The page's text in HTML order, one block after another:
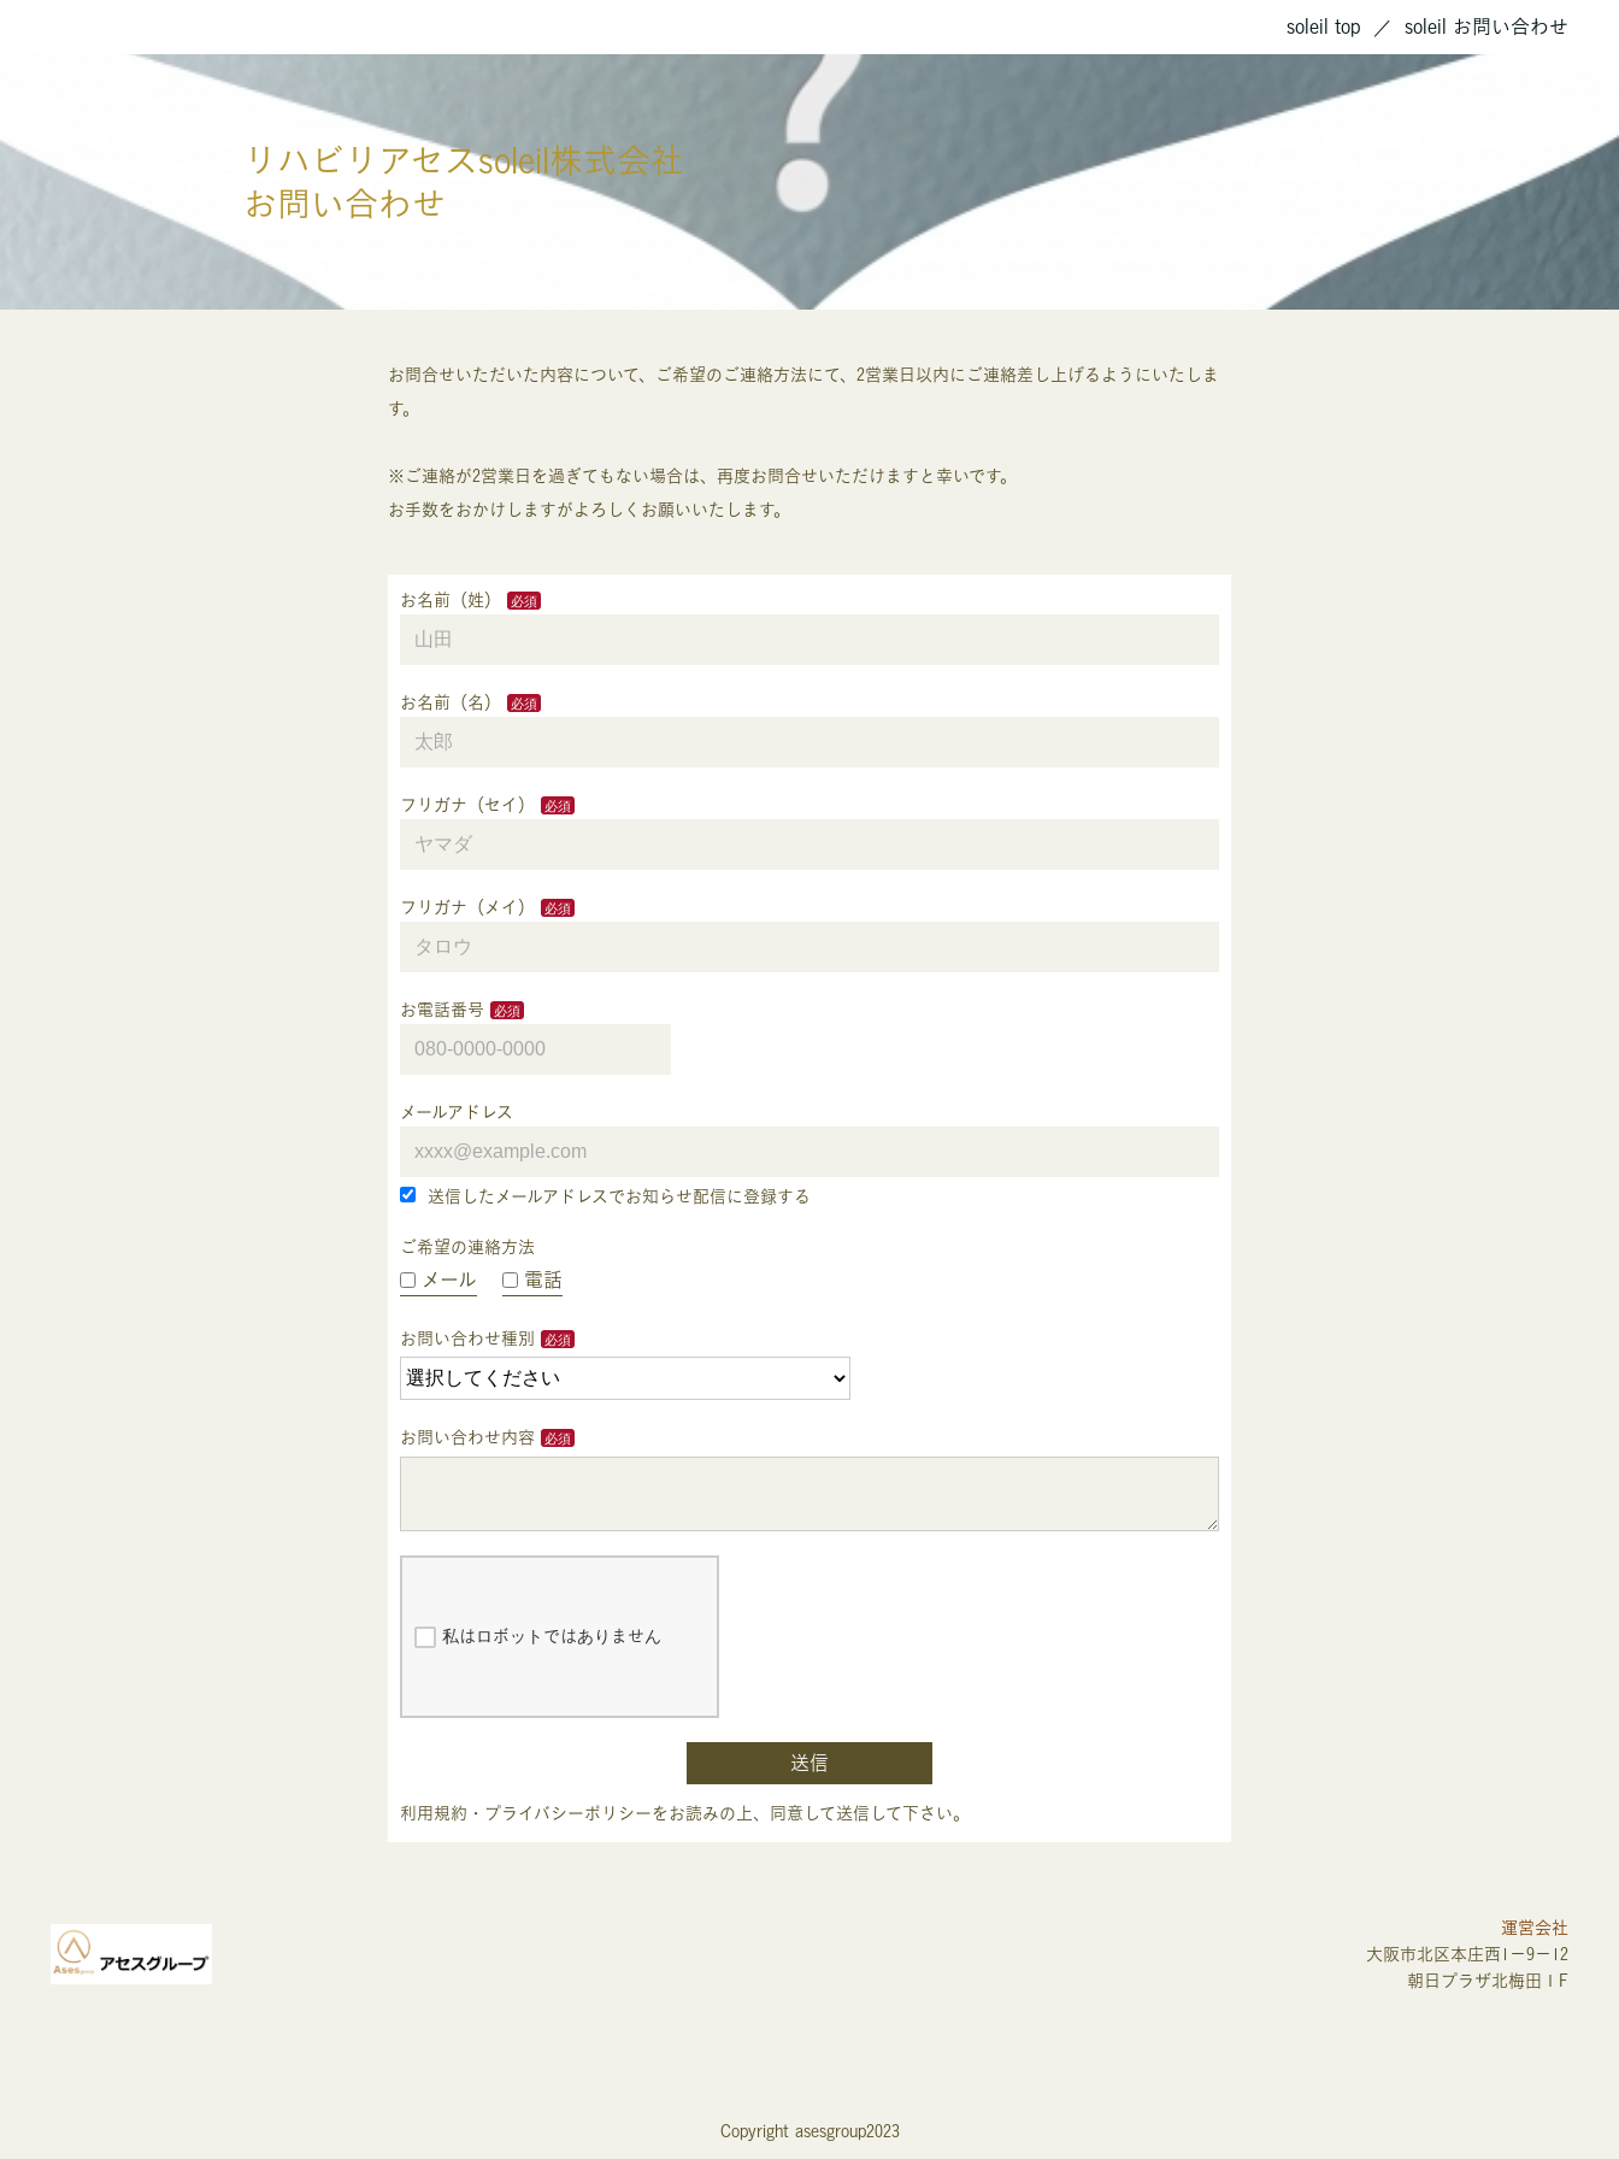
soleil top soleil お問い合わせ
リハビリアセスsoleil株式会社
お問い合わせ
お問合せいただいた内容について、ご希望のご連絡方法にて、2営業日以内にご連絡差し上げるようにいたしま
す。
※ご連絡が2営業日を過ぎてもない場合は、再度お問合せいただけますと幸いです。
お手数をおかけしますがよろしくお願いいたします。
お名前（姓）
お名前（名）
フリガナ（セイ）
フリガナ（メイ）
お電話番号
メールアドレス
送信したメールアドレスでお知らせ配信に登録する
ご希望の連絡方法
メール 電話
お問い合わせ種別
お問い合わせ内容
私はロボットではありません
送信
利用規約・プライバシーポリシーをお読みの上、同意して送信して下さい。
運営会社
大阪市北区本庄西1－9－12
朝日プラザ北梅田１F
Copyright asesgroup2023